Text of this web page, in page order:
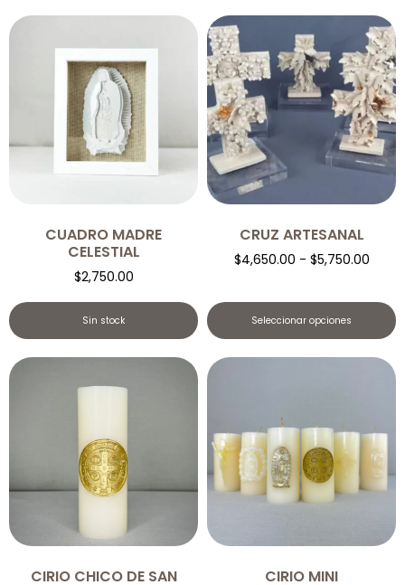
CUADRO MADRE
CELESTIAL
$2,750.00
Sin stock
CRUZ ARTESANAL
$4,650.00 - $5,750.00
Seleccionar opciones
CIRIO CHICO DE SAN
CIRIO MINI